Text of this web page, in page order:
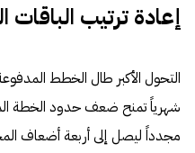
إعادة ترتيب الباقات